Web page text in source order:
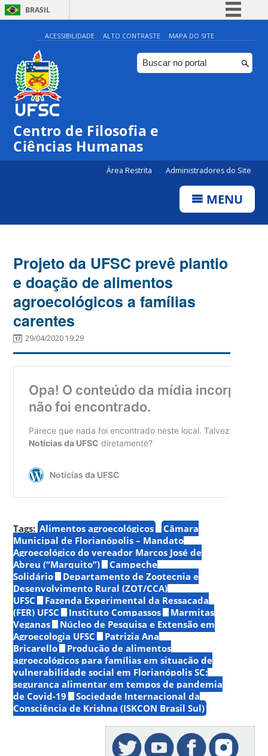
BRASIL
Simplifique!
Comunica BR
Participe
ACESSIBILIDADE ALTO CONTRASTE MAPA DO SITE
Centro de Filosofia e
Ciências Humanas
Área Restrita Administradores do Site
MENU
Projeto da UFSC prevê plantio
e doação de alimentos
agroecológicos a famílias
carentes
29/04/2020 19:29
Tags: Alimentos agroecológicos
Câmara
Municipal de Florianópolis – Mandato
Agroecológico do vereador Marcos José de
Abreu (“Marquito”)
Campeche
Solidário
Departamento de Zootecnia e
Desenvolvimento Rural (ZOT/CCA)
UFSC
Fazenda Experimental da Ressacada
(FER) UFSC
Instituto Compassos
Marmitas
Veganas
Núcleo de Pesquisa e Extensão em
Agroecologia UFSC
Patrizia Ana
Bricarello
Produção de alimentos
agroecológicos para famílias em situação de
vulnerabilidade social em Florianópolis SC:
segurança alimentar em tempos de pandemia
de Covid-19
Sociedade Internacional da
Consciência de Krishna (ISKCON Brasil Sul)